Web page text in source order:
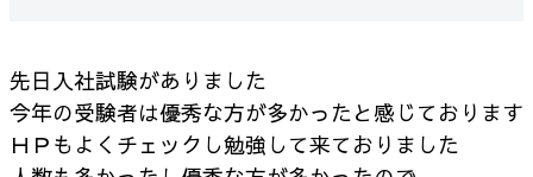
先日入社試験がありました
今年の受験者は優秀な方が多かったと感じております
ＨＰもよくチェックし勉強して来ておりました